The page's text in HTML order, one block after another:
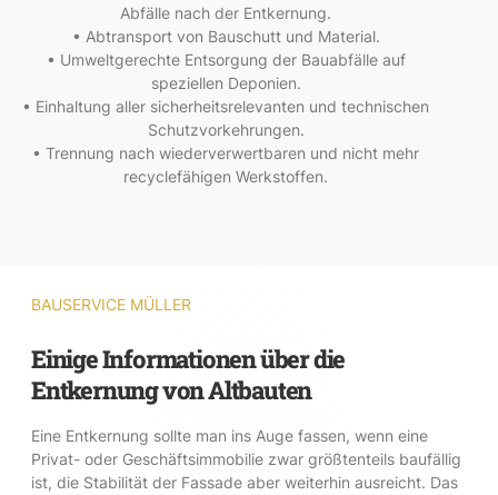
Abfälle nach der Entkernung.
• Abtransport von Bauschutt und Material.
• Umweltgerechte Entsorgung der Bauabfälle auf
speziellen Deponien.
• Einhaltung aller sicherheitsrelevanten und technischen
Schutzvorkehrungen.
• Trennung nach wiederverwertbaren und nicht mehr
recyclefähigen Werkstoffen.
BAUSERVICE MÜLLER
Einige Informationen über die
Entkernung von Altbauten
Eine Entkernung sollte man ins Auge fassen, wenn eine
Privat- oder Geschäftsimmobilie zwar größtenteils baufällig
ist, die Stabilität der Fassade aber weiterhin ausreicht. Das